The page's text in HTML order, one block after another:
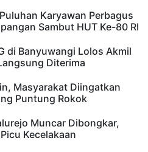
Karyawan Perbagus
Sambut HUT Ke-80 RI
di Banyuwangi Lolos Akmil
Diterima
Masyarakat Diingatkan
Puntung Rokok
Muncar Dibongkar,
Kecelakaan